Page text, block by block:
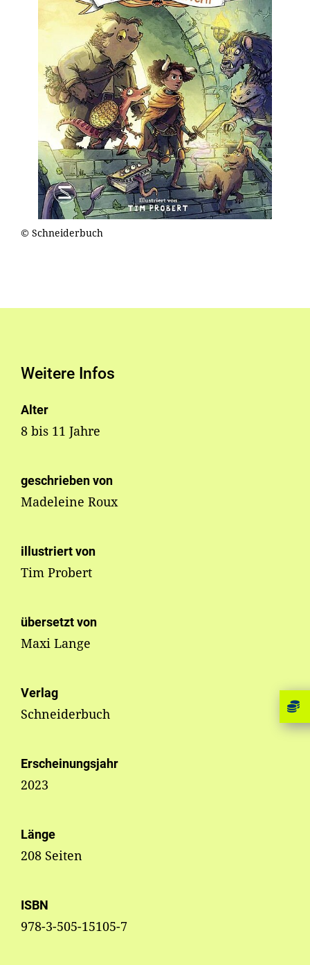
© Schneiderbuch
Weitere Infos
Alter
8 bis 11 Jahre
geschrieben von
Madeleine Roux
illustriert von
Tim Probert
übersetzt von
Maxi Lange
Verlag
Schneiderbuch
Erscheinungsjahr
2023
Länge
208 Seiten
ISBN
978-3-505-15105-7